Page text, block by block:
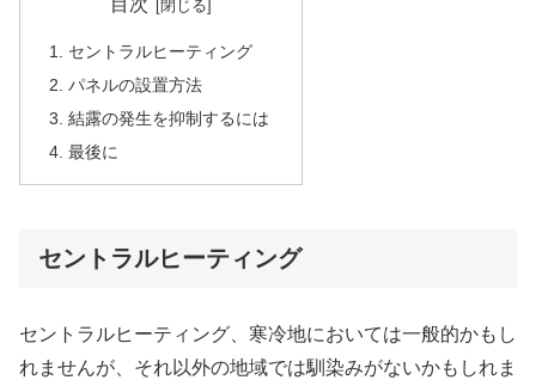
セントラルヒーティング
パネルの設置方法
結露の発生を抑制するには
最後に
セントラルヒーティング
セントラルヒーティング、寒冷地においては一般的かもし
れませんが、それ以外の地域では馴染みがないかもしれま